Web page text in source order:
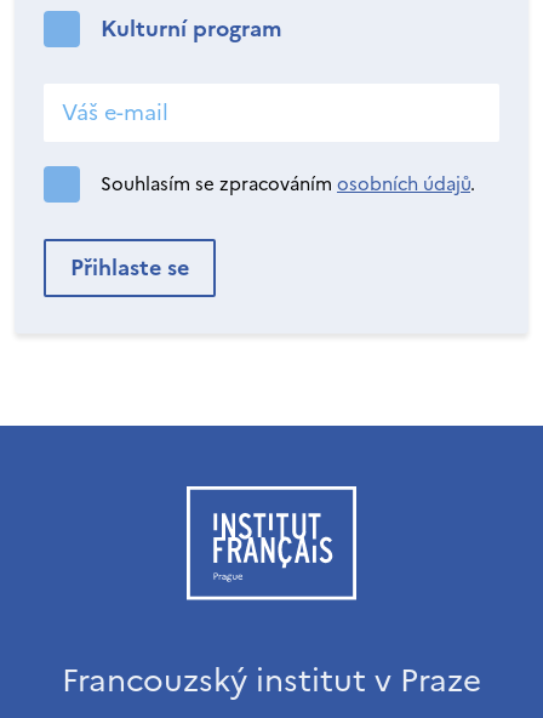
Kulturní program
Souhlasím se zpracováním osobních údajů.
Francouzský institut v Praze